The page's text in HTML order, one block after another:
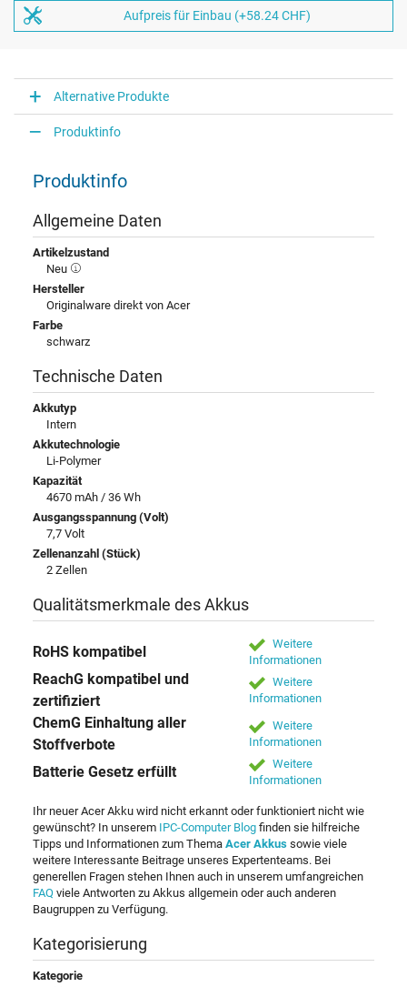
Aufpreis für Einbau (+58.24 CHF)
Alternative Produkte
Produktinfo
Produktinfo
Allgemeine Daten
Artikelzustand
Neu
Hersteller
Originalware direkt von Acer
Farbe
schwarz
Technische Daten
Akkutyp
Intern
Akkutechnologie
Li-Polymer
Kapazität
4670 mAh / 36 Wh
Ausgangsspannung (Volt)
7,7 Volt
Zellenanzahl (Stück)
2 Zellen
Qualitätsmerkmale des Akkus
RoHS kompatibel
Weitere
Informationen
ReachG kompatibel und
zertifiziert
Weitere
Informationen
ChemG Einhaltung aller
Stoffverbote
Weitere
Informationen
Batterie Gesetz erfüllt
Weitere
Informationen
Ihr neuer Acer Akku wird nicht erkannt oder funktioniert nicht wie
gewünscht? In unserem IPC-Computer Blog finden sie hilfreiche
Tipps und Informationen zum Thema Acer Akkus sowie viele
weitere Interessante Beitrage unseres Expertenteams. Bei
generellen Fragen stehen Ihnen auch in unserem umfangreichen
FAQ viele Antworten zu Akkus allgemein oder auch anderen
Baugruppen zu Verfügung.
Kategorisierung
Kategorie